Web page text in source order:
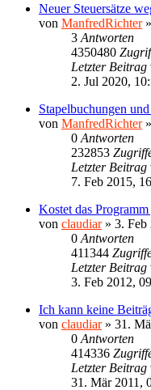
Neuer Steuersätze
von ManfredRichter»
3 Antworten
4350480
Letzter Beitrag
2. Jul 2020,
Stapelbuchungen
von ManfredRichter»
0 Antworten
232853
Letzter Beitrag
7. Feb 2015,
Kostet das
von claudiar» 3. Feb
0 Antworten
411344
Letzter Beitrag
3. Feb 2012,
Ich kann keine
von claudiar» 31.
0 Antworten
414336
Letzter Beitrag
31. Mär 2011,